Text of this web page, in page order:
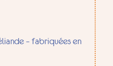
– fabriquées en